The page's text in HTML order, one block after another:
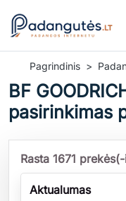
Pagrindinis
BF
pasirinkimas
Rasta 1671
Aktualumas